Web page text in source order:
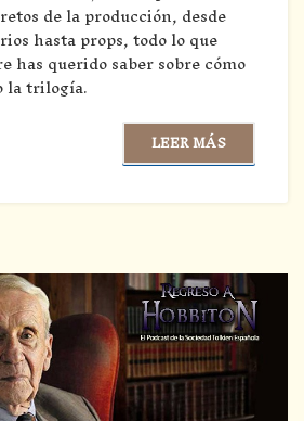
de la producción, desde
hasta props, todo lo que
has querido saber sobre cómo
la trilogía.
LEER MÁS